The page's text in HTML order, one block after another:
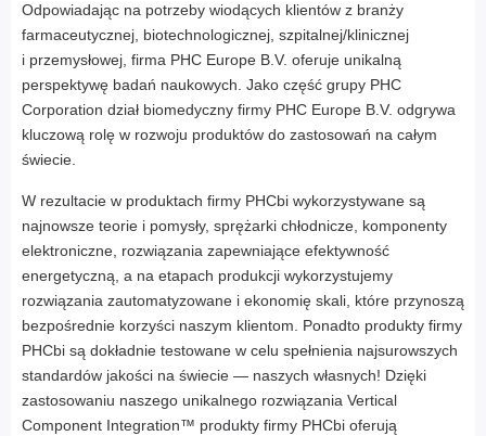
Odpowiadając na potrzeby wiodących klientów z branży
farmaceutycznej, biotechnologicznej, szpitalnej/klinicznej
i przemysłowej, firma PHC Europe B.V. oferuje unikalną
perspektywę badań naukowych. Jako część grupy PHC
Corporation dział biomedyczny firmy PHC Europe B.V. odgrywa
kluczową rolę w rozwoju produktów do zastosowań na całym
świecie.
W rezultacie w produktach firmy PHCbi wykorzystywane są
najnowsze teorie i pomysły, sprężarki chłodnicze, komponenty
elektroniczne, rozwiązania zapewniające efektywność
energetyczną, a na etapach produkcji wykorzystujemy
rozwiązania zautomatyzowane i ekonomię skali, które przynoszą
bezpośrednie korzyści naszym klientom. Ponadto produkty firmy
PHCbi są dokładnie testowane w celu spełnienia najsurowszych
standardów jakości na świecie — naszych własnych! Dzięki
zastosowaniu naszego unikalnego rozwiązania Vertical
Component Integration™ produkty firmy PHCbi oferują